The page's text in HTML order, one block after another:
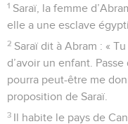
1 Saraï, la femme
elle a une esclave
2 Saraï dit à Abram : «
d’avoir un enfant.
pourra peut-être me
proposition de Saraï.
3 Il habite le pays de